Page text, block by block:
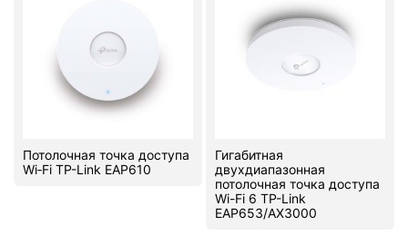
Потолочная точка доступа
Wi‑Fi TP-Link EAP610
Гигабитная
двухдиапазонная
потолочная точка доступа
Wi-Fi 6 TP-Link
EAP653/AX3000